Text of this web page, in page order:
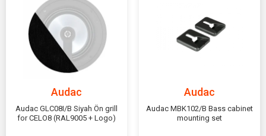
Audac
Audac GLC08I/B Siyah Ön grill
for CELO8 (RAL9005 + Logo)
Audac
Audac MBK102/B Bass cabinet
mounting set